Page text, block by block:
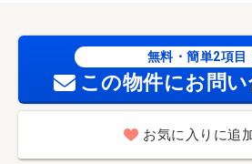
無料・簡単2項目
この物件にお問
お気に入りに追